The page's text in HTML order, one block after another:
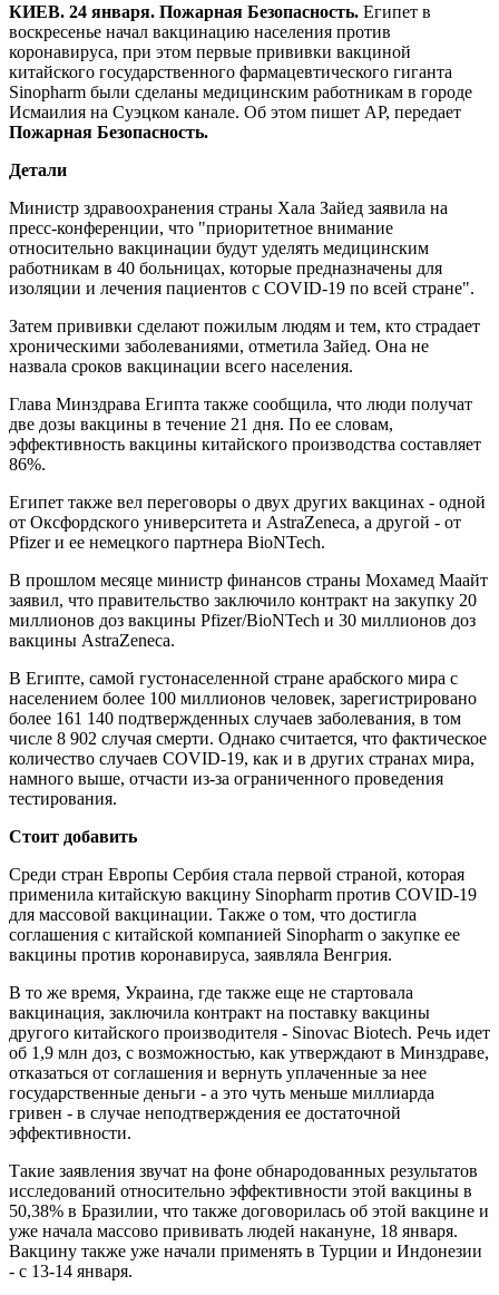
КИЕВ. 24 января. Пожарная Безопасность. Египет в
воскресенье начал вакцинацию населения против
коронавируса, при этом первые прививки вакциной
китайского государственного фармацевтического гиганта
Sinopharm были сделаны медицинским работникам в городе
Исмаилия на Суэцком канале. Об этом пишет AP, передает
Пожарная Безопасность.
Детали
Министр здравоохранения страны Хала Зайед заявила на
пресс-конференции, что "приоритетное внимание
относительно вакцинации будут уделять медицинским
работникам в 40 больницах, которые предназначены для
изоляции и лечения пациентов с COVID-19 по всей стране".
Затем прививки сделают пожилым людям и тем, кто страдает
хроническими заболеваниями, отметила Зайед. Она не
назвала сроков вакцинации всего населения.
Глава Минздрава Египта также сообщила, что люди получат
две дозы вакцины в течение 21 дня. По ее словам,
эффективность вакцины китайского производства составляет
86%.
Египет также вел переговоры о двух других вакцинах - одной
от Оксфордского университета и AstraZeneca, а другой - от
Pfizer и ее немецкого партнера BioNTech.
В прошлом месяце министр финансов страны Мохамед Маайт
заявил, что правительство заключило контракт на закупку 20
миллионов доз вакцины Pfizer/BioNTech и 30 миллионов доз
вакцины AstraZeneca.
В Египте, самой густонаселенной стране арабского мира с
населением более 100 миллионов человек, зарегистрировано
более 161 140 подтвержденных случаев заболевания, в том
числе 8 902 случая смерти. Однако считается, что фактическое
количество случаев COVID-19, как и в других странах мира,
намного выше, отчасти из-за ограниченного проведения
тестирования.
Стоит добавить
Среди стран Европы Сербия стала первой страной, которая
применила китайскую вакцину Sinopharm против COVID-19
для массовой вакцинации. Также о том, что достигла
соглашения с китайской компанией Sinopharm о закупке ее
вакцины против коронавируса, заявляла Венгрия.
В то же время, Украина, где также еще не стартовала
вакцинация, заключила контракт на поставку вакцины
другого китайского производителя - Sinovac Biotech. Речь идет
об 1,9 млн доз, с возможностью, как утверждают в Минздраве,
отказаться от соглашения и вернуть уплаченные за нее
государственные деньги - а это чуть меньше миллиарда
гривен - в случае неподтверждения ее достаточной
эффективности.
Такие заявления звучат на фоне обнародованных результатов
исследований относительно эффективности этой вакцины в
50,38% в Бразилии, что также договорилась об этой вакцине и
уже начала массово прививать людей накануне, 18 января.
Вакцину также уже начали применять в Турции и Индонезии
- с 13-14 января.